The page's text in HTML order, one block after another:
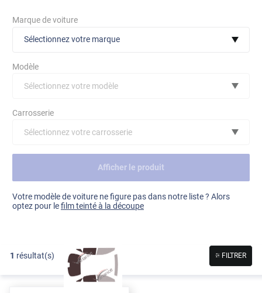
Marque de voiture
Sélectionnez votre marque
Ford
Hyundai
Modèle
Sélectionnez votre modèle
Carrosserie
Sélectionnez votre carrosserie
Voir tout
Afficher le produit
Votre modèle de voiture ne figure pas dans notre liste ? Alors
optez pour lefilm teinté à la découpe
1 résultat(s) FILTRER